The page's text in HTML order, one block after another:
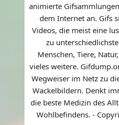
animierte
dem Internet an. Gifs
Videos, die meist eine
zu
Menschen, Tiere,
vieles weitere.
Wegweiser im Netz zu
Wackelbildern. Denkt
die beste Medizin des
Wohlbefindens. -